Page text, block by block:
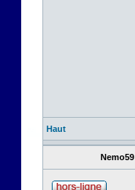
Haut
Nemo59